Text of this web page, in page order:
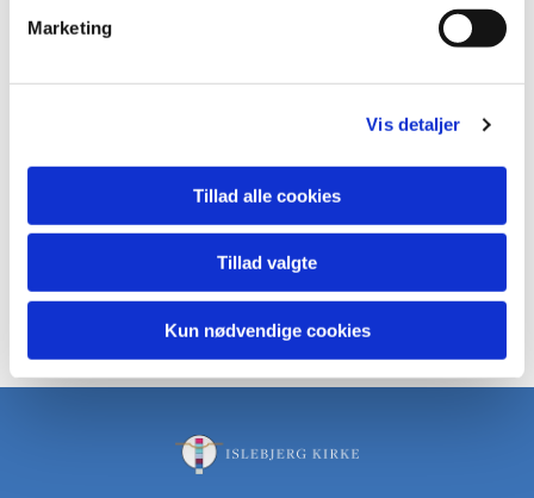
Marketing
Vis detaljer
Tillad alle cookies
Tillad valgte
Kun nødvendige cookies